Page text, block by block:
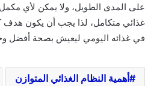
على المدى الطويل، ولا يمكن لأي
غذائي متكامل، لذا يجب أن يكون هدف
في غذائه اليومي ليعيش بصحة أفضل
أهمية النظام الغذائي المتوازن